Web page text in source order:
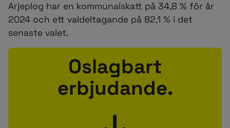
Arjeplog har en kommunalskatt på 34,8 % för år
2024 och ett valdeltagande på 82,1 % i det
senaste valet.
Oslagbart
erbjudande.